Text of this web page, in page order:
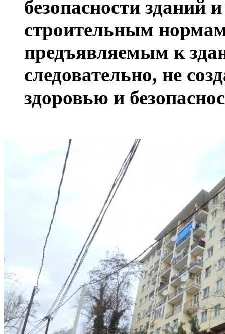
безопасности зданий
строительным
предъявляемым к
следовательно, не
здоровью и